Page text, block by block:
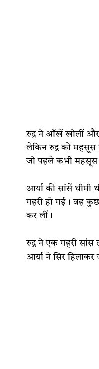
रुद्र ने आँखें खोलीं और
लेकिन रुद्र को
जो पहले कभी महसूस
आर्या की सांसें
गहरी हो गई। वह
कर लीं।
रुद्र ने एक गहरी
आर्या ने सिर